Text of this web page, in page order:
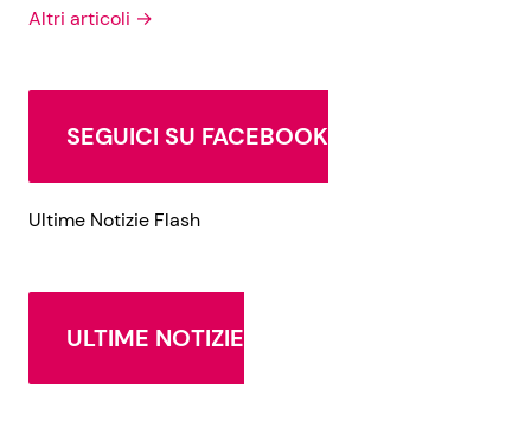
Pubblicità
Altri articoli →
SEGUICI SU FACEBOOK
Ultime Notizie Flash
ULTIME NOTIZIE